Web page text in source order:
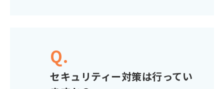
Q.
セキュリティー対策は行ってい